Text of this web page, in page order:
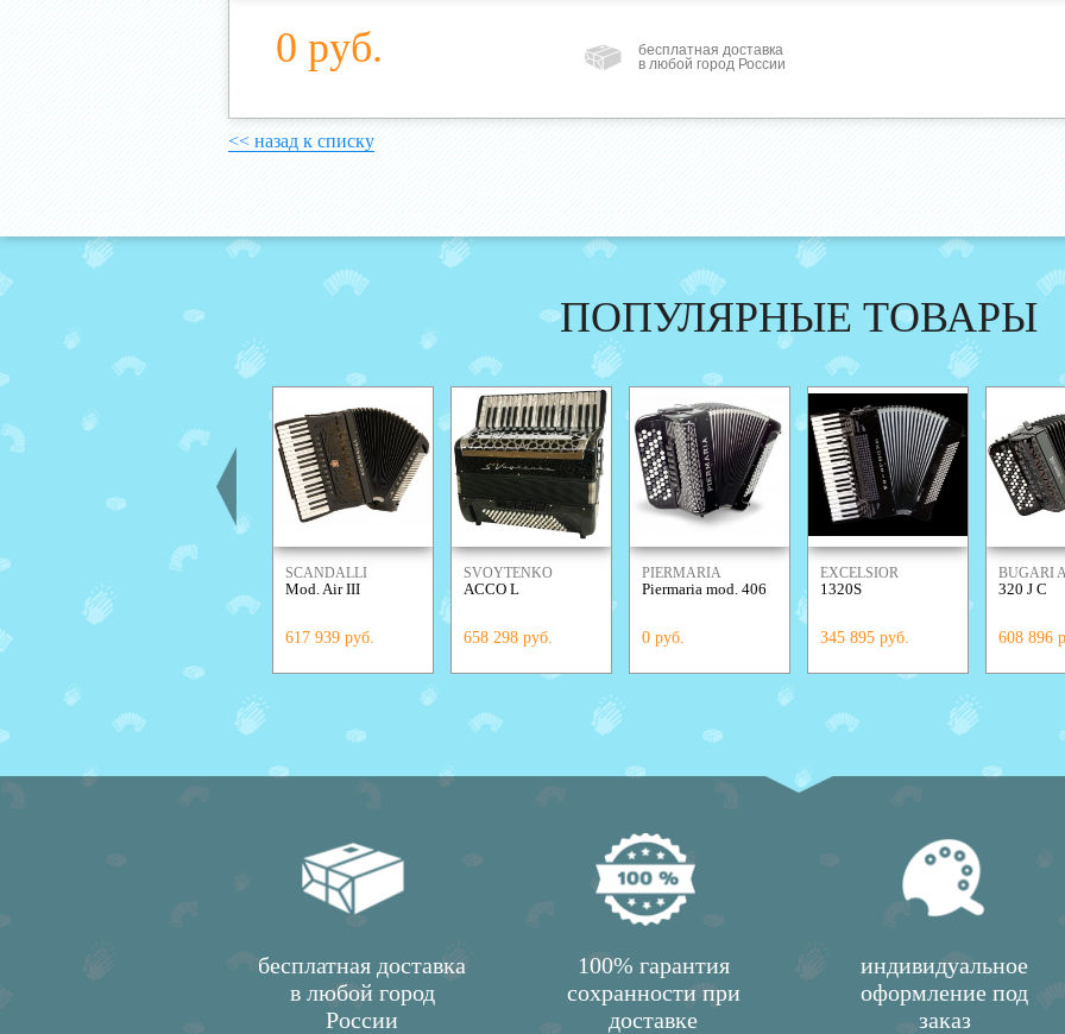
0 руб.
бесплатная доставка
в любой город России
<< назад к списку
ПОПУЛЯРНЫЕ ТОВАРЫ
SCANDALLI
Mod. Air III
617 939 руб.
SVOYTENKO
ACCORDIONS
ACCO L
658 298 руб.
PIERMARIA
Piermaria mod. 406
0 руб.
EXCELSIOR
1320S
345 895 руб.
BUGARI
320 J C
608 896
бесплатная доставка
в любой город
России
100% гарантия
сохранности при
доставке
индивидуальное
оформление под
заказ